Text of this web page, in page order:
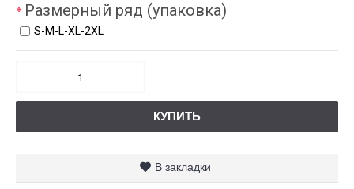
Размерный ряд (упаковка)
S-М-L-XL-2XL
КУПИТЬ
В закладки